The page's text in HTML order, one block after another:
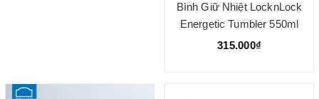
Bình Giữ Nhiệt LocknLock
Energetic Tumbler 550ml
315.000₫